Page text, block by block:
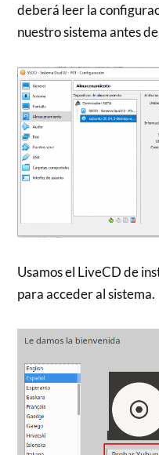
deberá leer la
nuestro sistema antes
Usamos el LiveCD de
para acceder al sistema.